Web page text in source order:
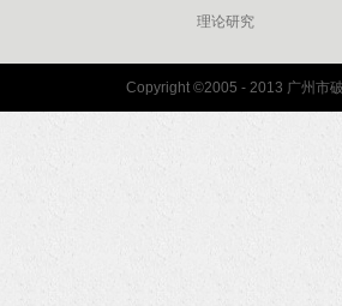
理论研究
Copyright ©2005 - 2013 广州市